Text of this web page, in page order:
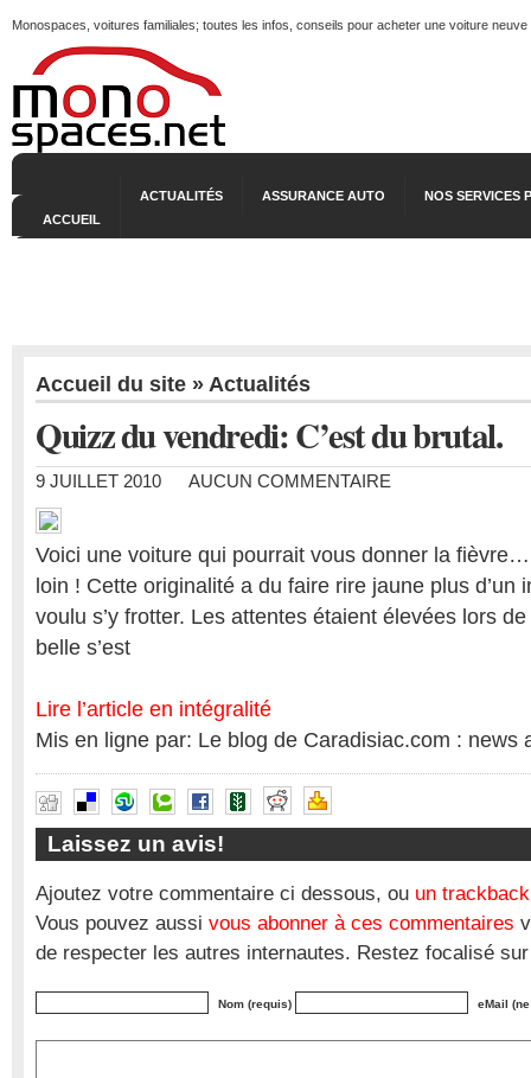
Monospaces, voitures familiales; toutes les infos, conseils pour acheter une voiture
ACCUEIL
ACTUALITÉS ASSURANCE AUTO NOS SERVICES
Accueil du site » Actualités
Quizz du vendredi: C’est du brutal.
9 JUILLET 2010 AUCUN COMMENTAIRE
Voici une voiture qui pourrait vous donner la
loin ! Cette originalité a du faire rire jaune plus d’un
voulu s’y frotter. Les attentes étaient élevées lors
belle s’est
Lire l’article en intégralité
Mis en ligne par: Le blog de Caradisiac.com : news
Laissez un avis!
Ajoutez votre commentaire ci dessous, ou un trackback
Vous pouvez aussi vous abonner à ces commentaires
de respecter les autres internautes. Restez focalisé
Nom (requis) eMail